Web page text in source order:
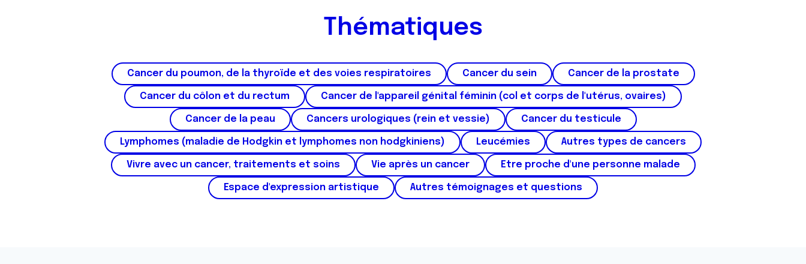
Thématiques
Cancer du poumon, de la thyroïde et des voies respiratoires Cancer du sein Cancer de la prostate
Cancer du côlon et du rectum Cancer de l'appareil génital féminin (col et corps de l'utérus, ovaires)
Cancer de la peau Cancers urologiques (rein et vessie) Cancer du testicule
Lymphomes (maladie de Hodgkin et lymphomes non hodgkiniens) Leucémies Autres types de cancers
Vivre avec un cancer, traitements et soins Vie après un cancer Etre proche d'une personne malade
Espace d'expression artistique Autres témoignages et questions